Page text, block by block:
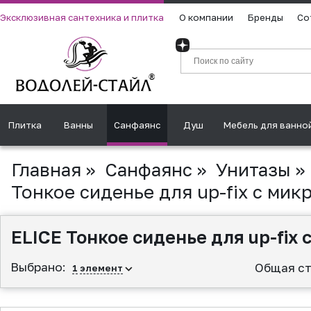
Эксклюзивная сантехника и плитка О компании Бренды
Плитка Ванны Санфаянс Душ Мебель для
Главная » Санфаянс » Унитазы »
Тонкое сиденье для up-fix с
ELICE Тонкое сиденье для up-fix
Выбрано: 1 элемент Общая